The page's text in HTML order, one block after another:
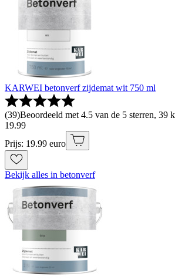
KARWEI betonverf zijdemat wit 750 ml
(39)Beoordeeld met 4.5 van de 5 sterren, 39
19.99
Prijs: 19.99 euro
Bekijk alles in betonverf